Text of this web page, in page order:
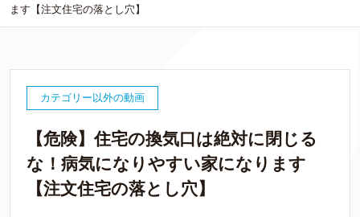
ます【注文住宅の落とし穴】
カテゴリー以外の動画
【危険】住宅の換気口は絶対に閉じる
な！病気になりやすい家になります
【注文住宅の落とし穴】